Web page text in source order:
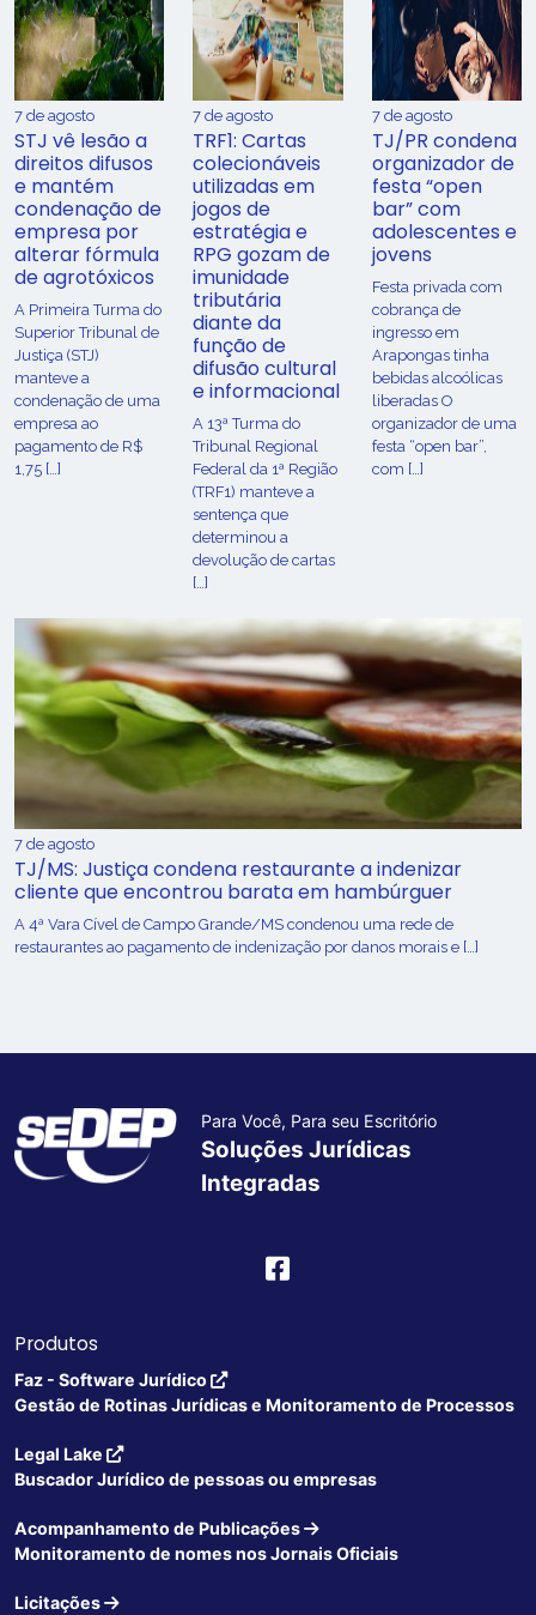
7 de agosto
STJ vê lesão a
direitos difusos
e mantém
condenação de
empresa por
alterar fórmula
de agrotóxicos
​A Primeira Turma do
Superior Tribunal de
Justiça (STJ)
manteve a
condenação de uma
empresa ao
pagamento de R$
1,75 […]
7 de agosto
TRF1: Cartas
colecionáveis
utilizadas em
jogos de
estratégia e
RPG gozam de
imunidade
tributária
diante da
função de
difusão cultural
e informacional
A 13ª Turma do
Tribunal Regional
Federal da 1ª Região
(TRF1) manteve a
sentença que
determinou a
devolução de cartas
[…]
7 de agosto
TJ/PR condena
organizador de
festa “open
bar” com
adolescentes e
jovens
Festa privada com
cobrança de
ingresso em
Arapongas tinha
bebidas alcoólicas
liberadas O
organizador de uma
festa “open bar”,
com […]
7 de agosto
TJ/MS: Justiça condena restaurante a indenizar
cliente que encontrou barata em hambúrguer
A 4ª Vara Cível de Campo Grande/MS condenou uma rede de
restaurantes ao pagamento de indenização por danos morais e […]
Para Você, Para seu Escritório
Soluções Jurídicas
Integradas
Produtos
Faz - Software Jurídico
Gestão de Rotinas Jurídicas e Monitoramento de Processos
Legal Lake
Buscador Jurídico de pessoas ou empresas
Acompanhamento de Publicações
Monitoramento de nomes nos Jornais Oficiais
Licitações